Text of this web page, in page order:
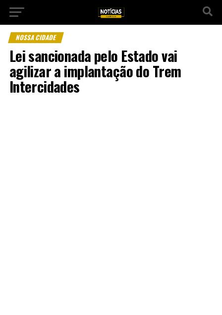
NOSSA CIDADE
Lei sancionada pelo Estado vai
agilizar a implantação do Trem
Intercidades